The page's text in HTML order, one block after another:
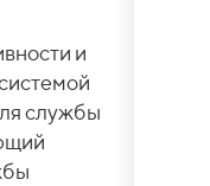
и
службы